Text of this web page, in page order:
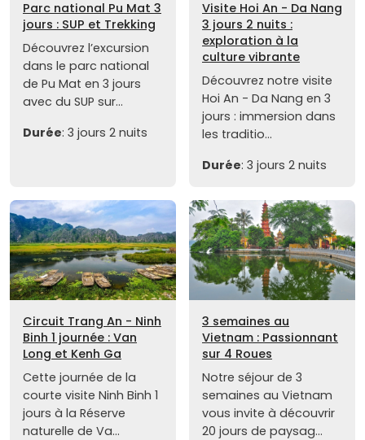
Parc national Pu Mat 3
jours : SUP et Trekking
Découvrez l’excursion
dans le parc national
de Pu Mat en 3 jours
avec du SUP sur...
Durée: 3 jours 2 nuits
Visite Hoi An - Da Nang
3 jours 2 nuits :
exploration à la
culture vibrante
Découvrez notre visite
Hoi An - Da Nang en 3
jours : immersion dans
les traditio...
Durée: 3 jours 2 nuits
Circuit Trang An - Ninh
Binh 1 journée : Van
Long et Kenh Ga
Cette journée de la
courte visite Ninh Binh 1
jours à la Réserve
naturelle de Va...
3 semaines au
Vietnam : Passionnant
sur 4 Roues
Notre séjour de 3
semaines au Vietnam
vous invite à découvrir
20 jours de paysag...